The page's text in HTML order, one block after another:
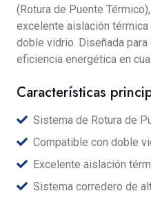
(Rotura de Puente
excelente aislación
doble vidrio. Diseñada
eficiencia energética en
Características
Sistema de Rotura de
Compatible con doble
Excelente aislación
Sistema corredero de